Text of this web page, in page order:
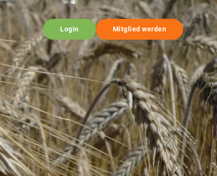
Login Mitglied werden